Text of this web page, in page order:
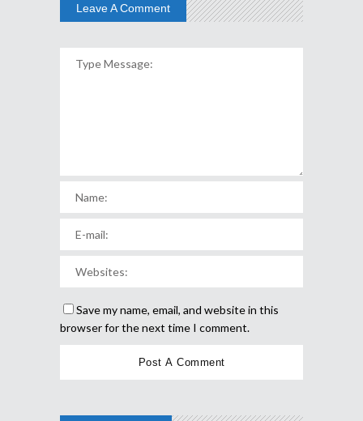
Leave A Comment
Save my name, email, and website in this
browser for the next time I comment.